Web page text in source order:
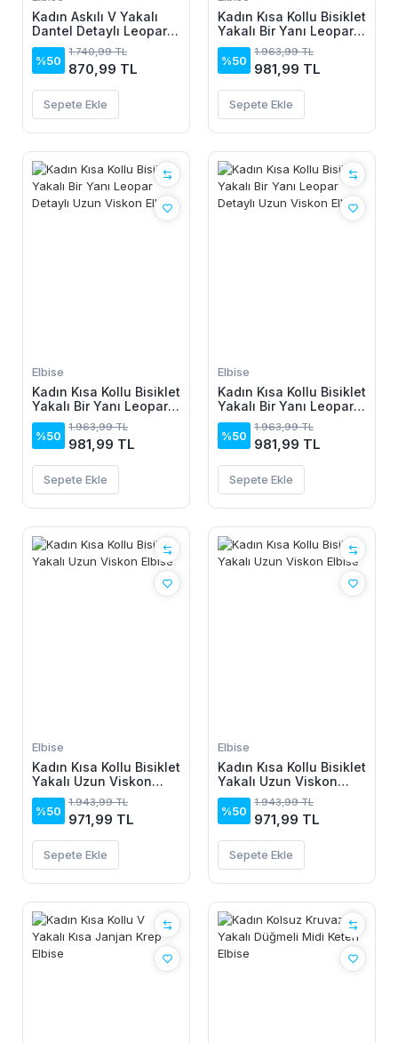
Kadın Askılı V Yakalı
Dantel Detaylı Leopar
Desenli Süprem Atlet
Ve şort Ikili Takım
%50
1.740,99 TL
870,99 TL
Sepete Ekle
Kadın Kısa Kollu Bisiklet
Yakalı Bir Yanı Leopar
Detaylı Uzun Viskon
Elbise
%50
1.963,99 TL
981,99 TL
Sepete Ekle
Elbise
Kadın Kısa Kollu Bisiklet
Yakalı Bir Yanı Leopar
Detaylı Uzun Viskon
Elbise
%50
1.963,99 TL
981,99 TL
Sepete Ekle
Elbise
Kadın Kısa Kollu Bisiklet
Yakalı Bir Yanı Leopar
Detaylı Uzun Viskon
Elbise
%50
1.963,99 TL
981,99 TL
Sepete Ekle
Elbise
Kadın Kısa Kollu Bisiklet
Yakalı Uzun Viskon
Elbise
%50
1.943,99 TL
971,99 TL
Sepete Ekle
Elbise
Kadın Kısa Kollu Bisiklet
Yakalı Uzun Viskon
Elbise
%50
1.943,99 TL
971,99 TL
Sepete Ekle